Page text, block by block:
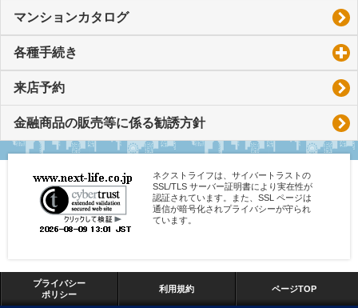
マンションカタログ
各種手続き
来店予約
金融商品の販売等に係る勧誘方針
ネクストライフは、サイバートラストの
SSL/TLS サーバー証明書により実在性が
認証されています。また、SSL ページは
通信が暗号化されプライバシーが守られ
ています。
プライバシー
ポリシー
利用規約 ページTOP